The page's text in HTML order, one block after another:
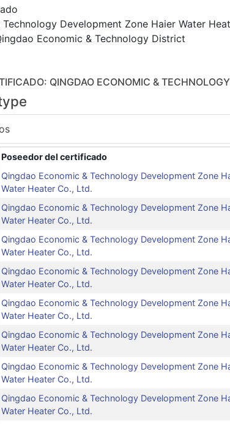
Development Zone Haier Water
Economic & Technology District
: QINGDAO ECONOMIC &
Poseedor del certificado
Qingdao Economic & Technology Development Zone
Water Heater Co., Ltd.
Qingdao Economic & Technology Development Zone
Water Heater Co., Ltd.
Qingdao Economic & Technology Development Zone
Water Heater Co., Ltd.
Qingdao Economic & Technology Development Zone
Water Heater Co., Ltd.
Qingdao Economic & Technology Development Zone
Water Heater Co., Ltd.
Qingdao Economic & Technology Development Zone
Water Heater Co., Ltd.
Qingdao Economic & Technology Development Zone
Water Heater Co., Ltd.
Qingdao Economic & Technology Development Zone
Water Heater Co., Ltd.